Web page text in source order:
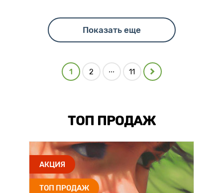
Показать еще
1 2 ... 11
ТОП ПРОДАЖ
АКЦИЯ
ТОП ПРОДАЖ